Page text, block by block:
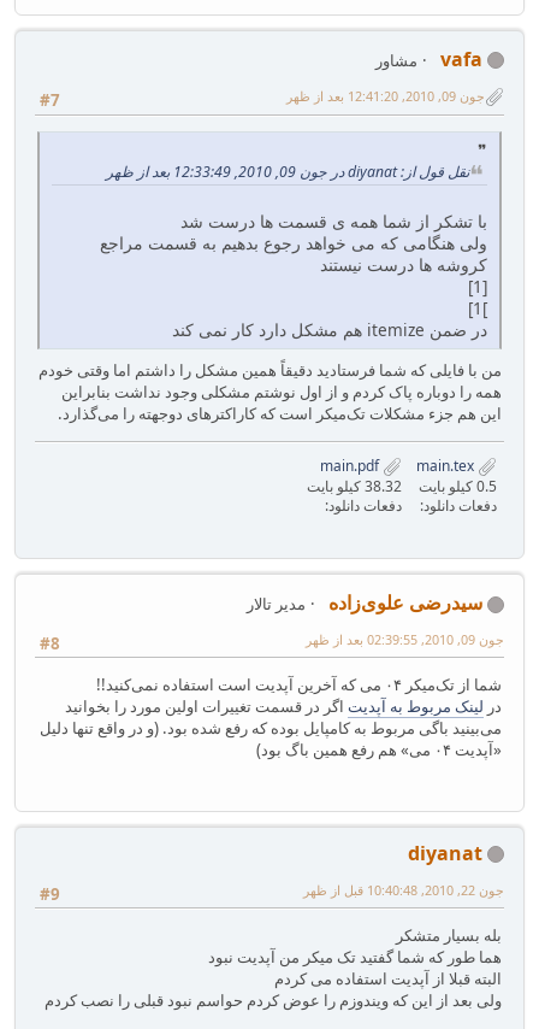
vafa
مشاور
#7
جون 09, 2010, 12:41:20 بعد از ظهر
نقل قول از: diyanat در جون 09, 2010, 12:33:49 بعد از ظهر
با تشکر از شما همه ی قسمت ها درست شد
ولی هنگامی که می خواهد رجوع بدهیم به قسمت مراجع
کروشه ها درست نیستند
[1]
]1]
در ضمن itemize هم مشکل دارد کار نمی کند
من با فایلی که شما فرستادید دقیقاً همین مشکل را داشتم اما وقتی خودم
همه را دوباره پاک کردم و از اول نوشتم مشکلی وجود نداشت بنابراین
این هم جزء مشکلات تک‌میکر است که کاراکترهای دوجهته را می‌گذارد.
0.5 کیلو بایت
دفعات دانلود:
main.pdf
38.32 کیلو بایت
دفعات دانلود:
سیدرضی علوی‌زاده
مدیر تالار
#8
جون 09, 2010, 02:39:55 بعد از ظهر
شما از تک‌میکر ۰۴ می که آخرین آپدیت است استفاده نمی‌کنید!!
در لینک مربوط به آپدیت اگر در قسمت تغییرات اولین مورد را بخوانید
می‌بینید باگی مربوط به کامپایل بوده که رفع شده بود. (و در واقع تنها دلیل
«آپدیت ۰۴ می» هم رفع همین باگ بود)
diyanat
#9 جون 22, 2010, 10:40:48 قبل از ظهر
بله بسیار متشکر
هما طور که شما گفتید تک میکر من آپدیت نبود
البته قبلا از آپدیت استفاده می کردم
ولی بعد از این که ویندوزم را عوض کردم حواسم نبود قبلی را نصب کردم